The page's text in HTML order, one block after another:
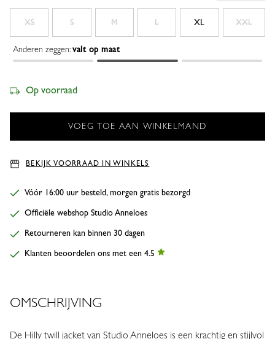
XS S M L XL XXL
Anderen zeggen:valt op maat
Op voorraad
BEKIJK VOORRAAD IN WINKELS
Vóór 16:00 uur besteld, morgen gratis bezorgd
Officiële webshop Studio Anneloes
Retourneren kan binnen 30 dagen
Klanten beoordelen ons met een 4.5
OMSCHRIJVING
De Hilly twill jacket van Studio Anneloes is een krachtig en stijlvol